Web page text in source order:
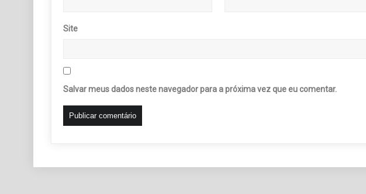
Site
Salvar meus dados neste navegador para a próxima vez que eu comentar.